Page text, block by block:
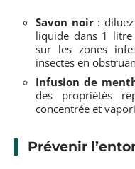
Savon noir: diluez
liquide dans 1 litre
sur les zones
insectes en
Infusion de
des propriétés
concentrée et
Prévenir